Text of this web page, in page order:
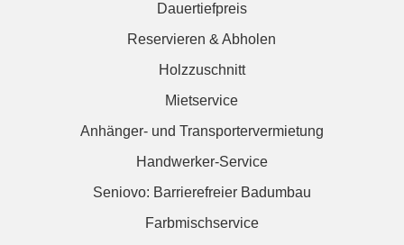
Dauertiefpreis
Reservieren & Abholen
Holzzuschnitt
Mietservice
Anhänger- und Transportervermietung
Handwerker-Service
Seniovo: Barrierefreier Badumbau
Farbmischservice